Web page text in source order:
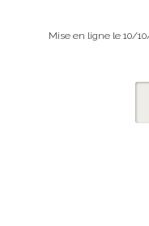
Mise en ligne le 10/